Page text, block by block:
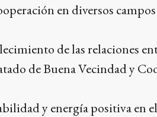
en diversos
de las relaciones
de Buena Vecindad y
y energía positiva en